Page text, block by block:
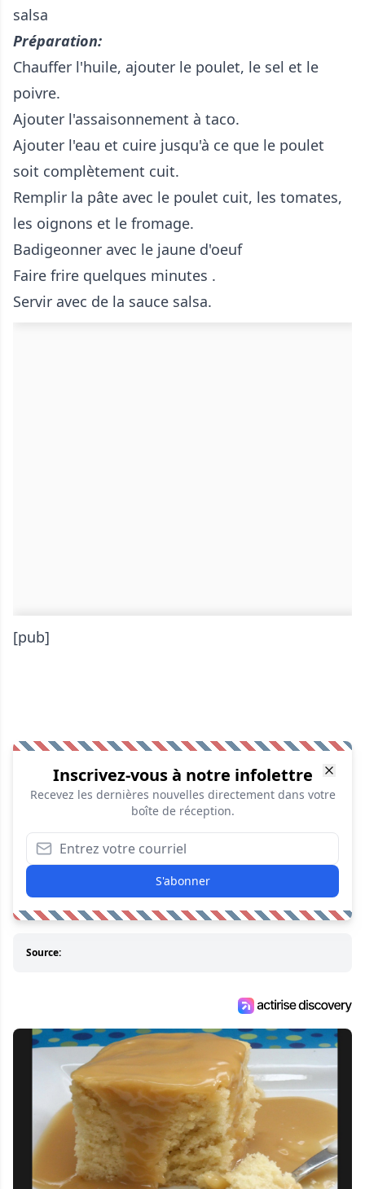
salsa
Préparation:
Chauffer l'huile, ajouter le poulet, le sel et le
poivre.
Ajouter l'assaisonnement à taco.
Ajouter l'eau et cuire jusqu'à ce que le poulet
soit complètement cuit.
Remplir la pâte avec le poulet cuit, les tomates,
les oignons et le fromage.
Badigeonner avec le jaune d'oeuf
Faire frire quelques minutes .
Servir avec de la sauce salsa.
[pub]
Inscrivez-vous à notre infolettre
Recevez les dernières nouvelles directement dans votre
boîte de réception.
S'abonner
Source: